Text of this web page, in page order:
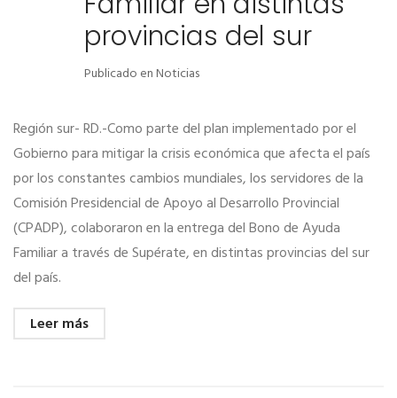
provincias del sur
Publicado enNoticias
Región sur- RD.-Como parte del plan implementado por el
Gobierno para mitigar la crisis económica que afecta el país
por los constantes cambios mundiales, los servidores de la
Comisión Presidencial de Apoyo al Desarrollo Provincial
(CPADP), colaboraron en la entrega del Bono de Ayuda
Familiar a través de Supérate, en distintas provincias del sur
del país.
Leer más